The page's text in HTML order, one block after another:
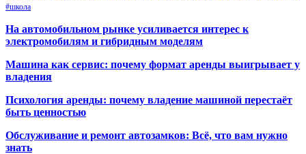
#школа
На автомобильном рынке усиливается интерес к
электромобилям и гибридным моделям
Машина как сервис: почему формат аренды выигрывает у
владения
Психология аренды: почему владение машиной перестаёт
быть ценностью
Обслуживание и ремонт автозамков: Всё, что вам нужно
знать